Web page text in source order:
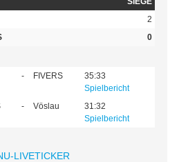
2
0
- FIVERS
35:33
Spielbericht
- Vöslau
31:32
Spielbericht
LIVETICKER